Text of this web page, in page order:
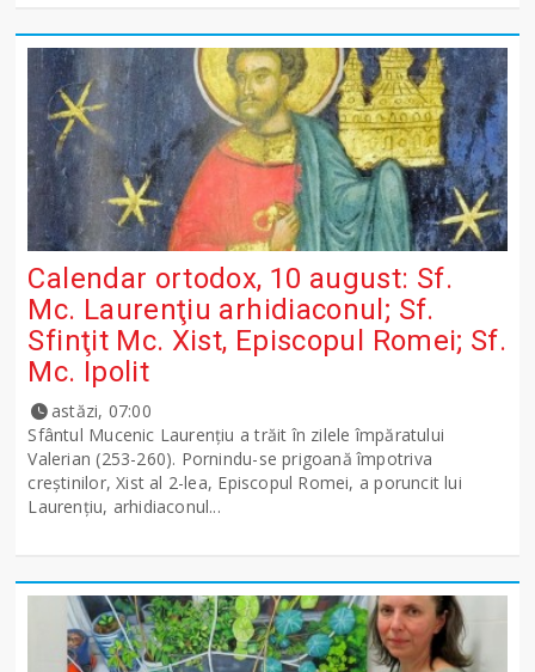
Calendar ortodox, 10 august: Sf.
Mc. Laurenţiu arhidiaconul; Sf.
Sfinţit Mc. Xist, Episcopul Romei; Sf.
Mc. Ipolit
astăzi, 07:00
Sfântul Mucenic Laurenţiu a trăit în zilele împăratului
Valerian (253-260). Pornindu-se prigoană împotriva
creştinilor, Xist al 2-lea, Episcopul Romei, a poruncit lui
Laurenţiu, arhidiaconul...